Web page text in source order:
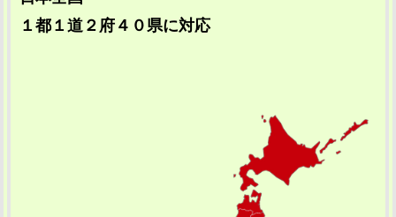
１都１道２府４０県に対応